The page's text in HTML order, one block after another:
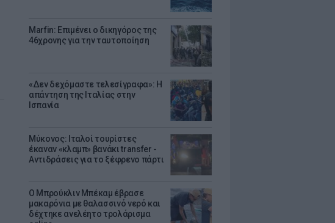
Marfin: Επιμένει ο δικηγόρος της
46χρονης για την ταυτοποίηση
«Δεν δεχόμαστε τελεσίγραφα»: Η
απάντηση της Ιταλίας στην
Ισπανία
Μύκονος: Ιταλοί τουρίστες
έκαναν «κλαμπ» βανάκι transfer -
Αντιδράσεις για το ξέφρενο πάρτι
Ο Μπρούκλιν Μπέκαμ έβρασε
μακαρόνια με θαλασσινό νερό και
δέχτηκε ανελέητο τρολάρισμα